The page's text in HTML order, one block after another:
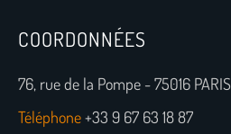
COORDONNÉES
76, rue de la Pompe - 75016 PARIS
Téléphone+33 9 67 63 18 87